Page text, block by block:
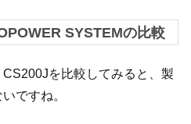
SYSTEMの比較
を比較してみると、製
ですね。